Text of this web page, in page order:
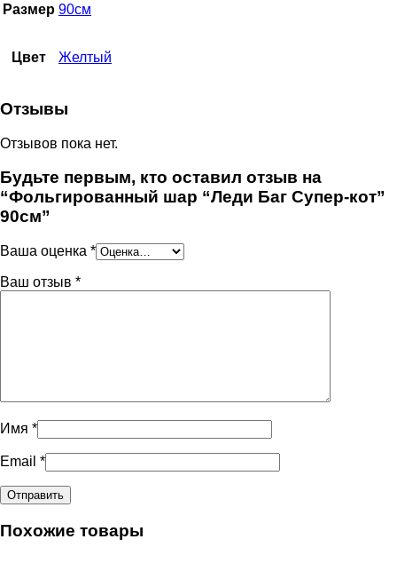
Размер 90см
Цвет Желтый
Отзывы
Отзывов пока нет.
Будьте первым, кто оставил отзыв на
“Фольгированный шар “Леди Баг Супер-кот”
90см”
Ваша оценка *
Ваш отзыв *
Имя *
Email *
Похожие товары